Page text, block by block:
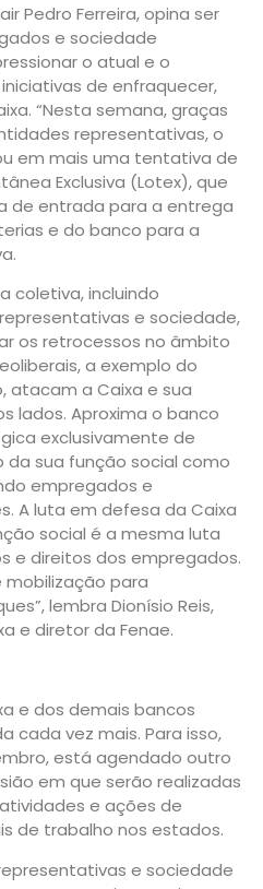
Pedro Ferreira, opina ser
e sociedade
o atual e o
de enfraquecer,
“Nesta semana, graças
representativas, o
em mais uma tentativa de
Exclusiva (Lotex), que
de entrada para a entrega
e do banco para a
coletiva, incluindo
e sociedade,
os retrocessos no âmbito
a exemplo do
atacam a Caixa e sua
lados. Aproxima o banco
exclusivamente de
sua função social como
empregados e
A luta em defesa da Caixa
social é a mesma luta
e direitos dos empregados.
para
lembra Dionísio Reis,
e diretor da Fenae.
e dos demais bancos
cada vez mais. Para isso,
está agendado outro
em que serão realizadas
e ações de
de trabalho nos estados.
e sociedade